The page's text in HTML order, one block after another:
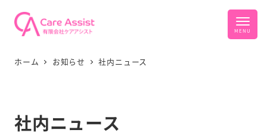
ホーム お知らせ 社内ニュース
社内ニュース